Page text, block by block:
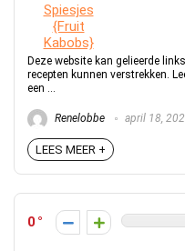
Deze website kan gelieerde
recepten kunnen verstrekken.
een ...
Renelobbe april 18,
LEES MEER +
0